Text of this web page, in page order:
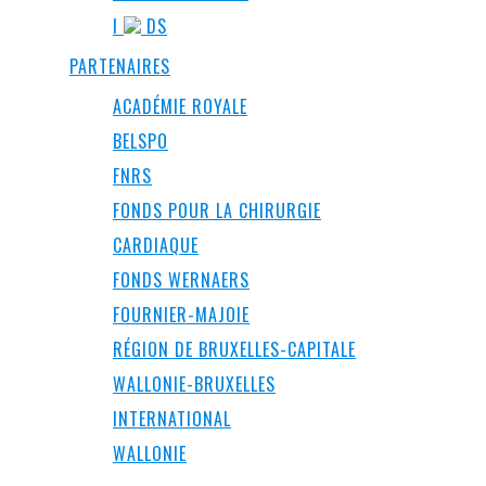
I
DS
PARTENAIRES
ACADÉMIE ROYALE
BELSPO
FNRS
FONDS POUR LA CHIRURGIE
CARDIAQUE
FONDS WERNAERS
FOURNIER-MAJOIE
RÉGION DE BRUXELLES-CAPITALE
WALLONIE-BRUXELLES
INTERNATIONAL
WALLONIE